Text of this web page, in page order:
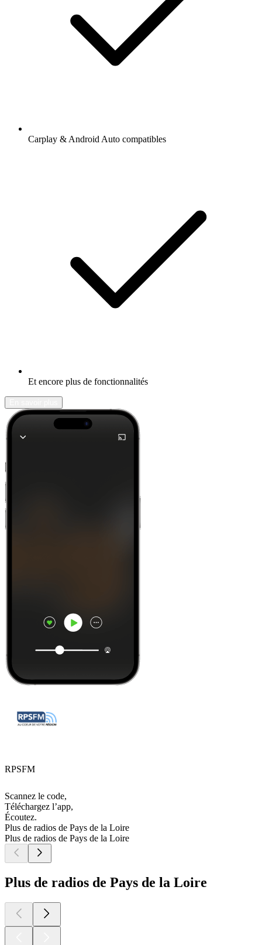
Carplay & Android Auto compatibles
Et encore plus de fonctionnalités
RPSFM
Scannez le code,
Téléchargez l’app,
Écoutez.
Plus de radios de Pays de la Loire
Plus de radios de Pays de la Loire
Plus de radios de Pays de la Loire